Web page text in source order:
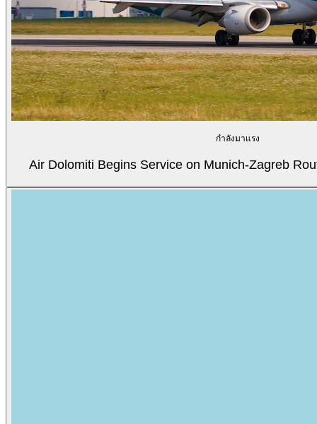
กำลังมาแรง
Air Dolomiti Begins Service on Munich-Zagreb